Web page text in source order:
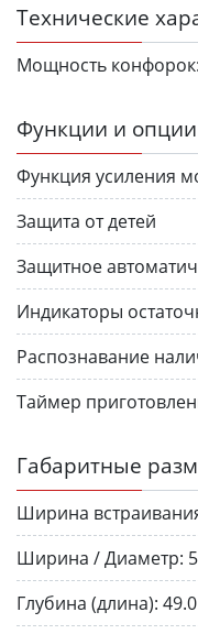
Технические
Мощность конфорок:
Функции и опции
Функция усиления
Защита от детей
Защитное
Индикаторы
Распознавание
Таймер
Габаритные
Ширина
Ширина / Диаметр:
Глубина (длина):